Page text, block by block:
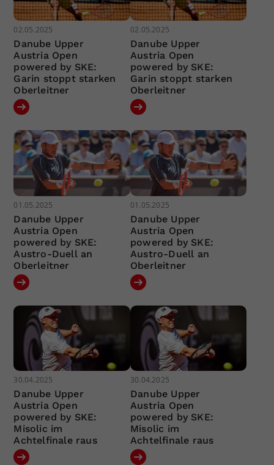
02.05.2025
Danube Upper
Austria Open
powered by SKE:
Garin stoppt starken
Oberleitner
02.05.2025
Danube Upper
Austria Open
powered by SKE:
Garin stoppt starken
Oberleitner
01.05.2025
Danube Upper
Austria Open
powered by SKE:
Austro-Duell an
Oberleitner
01.05.2025
Danube Upper
Austria Open
powered by SKE:
Austro-Duell an
Oberleitner
30.04.2025
Danube Upper
Austria Open
powered by SKE:
Misolic im
Achtelfinale raus
30.04.2025
Danube Upper
Austria Open
powered by SKE:
Misolic im
Achtelfinale raus